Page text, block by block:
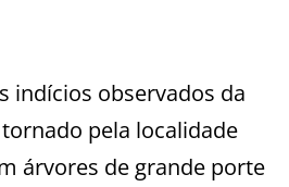
indícios observados da
pela localidade
árvores de grande porte